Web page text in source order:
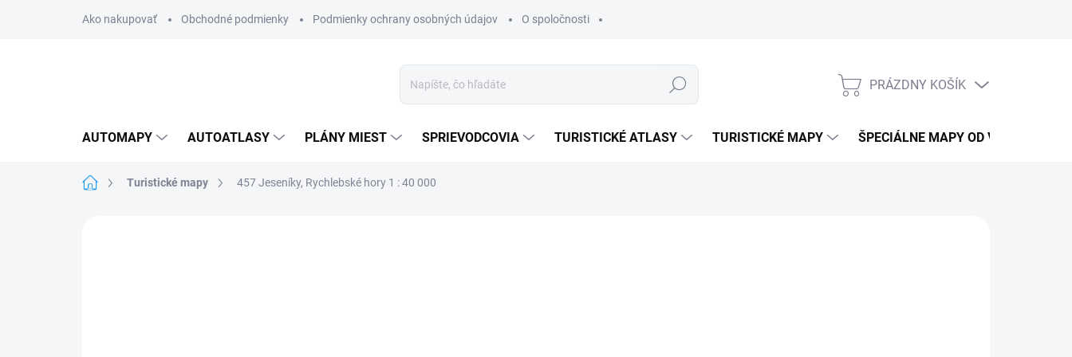
Ako nakupovať Obchodné podmienky Podmienky ochrany osobných údajov O spoločnosti
Hľadať
NÁKUPNÝ
PRÁZDNY KOŠÍK
AUTOMAPY AUTOATLASY PLÁNY MIEST SPRIEVODCOVIA TURISTICKÉ ATLASY TURISTICKÉ MAPY ŠPECIÁLNE MAPY OD VKÚ
DomovTuristické mapy 457 Jeseníky, Rychlebské hory 1 : 40 000